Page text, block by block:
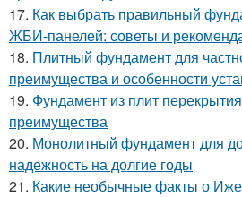
17. Как выбрать правильный
ЖБИ-панелей: советы и
18. Плитный фундамент для
преимущества и особенности
19. Фундамент из плит
преимущества
20. Монолитный фундамент для
надежность на долгие годы
21. Какие необычные факты о